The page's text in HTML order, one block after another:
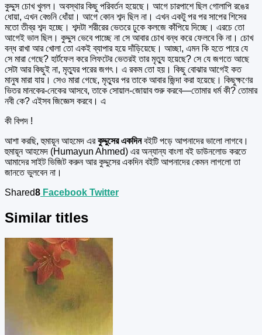
কুদ্দুস চোখ খুলল। অবস্থার কিছু পরিবর্তন হয়েছে। আগে চারপাশে ছিল গোলাপি রঙের
ধোয়া, এখন বেগুনি ধোঁয়া। আগে কোন শব্দ ছিল না। এখন একটু পর পর সাপের শিসের
মতো তীব্র শব্দ হচ্ছে। শব্দটা শরীরের ভেতরে ঢুকে কলজে কাঁপিয়ে দিচ্ছে। এরচে তো
আগেই ভাল ছিল। কুদ্দুস ভেবে পাচ্ছে না সে আবার চোখ বন্ধ করে ফেলবে কি না। চোখ
বন্ধ রাখা আর খোলা তো একই ব্যাপার হয়ে দাঁড়িয়েছে। আচ্ছা, এমন কি হতে পারে যে
সে মারা গেছে? হার্টফেল করে লিফটের ভেতরই তার মৃত্যু হয়েছে? সে যে জগতে আছে
সেটা আর কিছুই না, মৃত্যুর পরের জগৎ। এ রকম তো হয়। কিছু বোঝার আগেই কত
মানুষ মারা যায়। সেও মারা গেছে, মৃত্যুর পর তাকে আবার জিন্দা করা হয়েছে। কিছুক্ষণের
ভিতর মানকের-নেকের আসবে, তাকে সোয়াল-জোয়াব শুরু করবে—তোমার ধর্ম কী? তোমার
নবী কে? এইসব জিজ্ঞেস করবে। এ
কী বিপদ !
আশা করছি, হুমায়ূন আহমেদ এরকুদ্দুসের একদিনবইটি পড়ে আপনাদের ভালো লাগবে।
হুমায়ূন আহমেদ (Humayun Ahmed) এর অন্যান্য বাংলা বই ডাউনলোড করতে
আমাদের সাইট ভিজিট করুন আর কুদ্দুসের একদিন বইটি আপনাদের কেমন লাগলো তা
জানতে ভুলবেন না।
Shared8 Facebook Twitter
Similar titles